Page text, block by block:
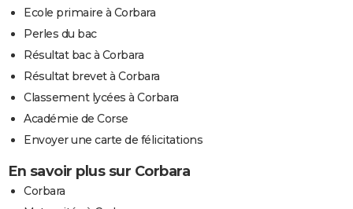
Ecole primaire à Corbara
Perles du bac
Résultat bac à Corbara
Résultat brevet à Corbara
Classement lycées à Corbara
Académie de Corse
Envoyer une carte de félicitations
En savoir plus sur Corbara
Corbara